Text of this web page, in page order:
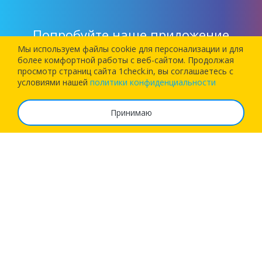
Попробуйте наше приложение
Установите наше приложение и позвольте 1Checkin
зарегистрировать вас на следующий рейс!
Мы используем файлы cookie для персонализации и для
более комфортной работы c веб-сайтом. Продолжая
просмотр страниц сайта 1check.in, вы соглашаетесь с
условиями нашей политики конфиденциальности
Принимаю